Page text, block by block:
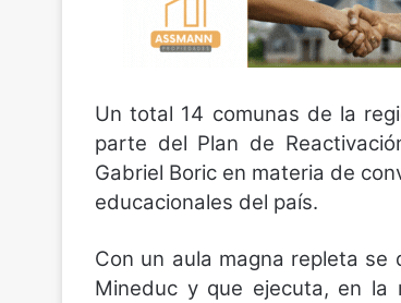
Un total 14 comunas de la
parte del Plan de
Gabriel Boric en materia de
educacionales del país.
Con un aula magna repleta
Mineduc y que ejecuta, en la